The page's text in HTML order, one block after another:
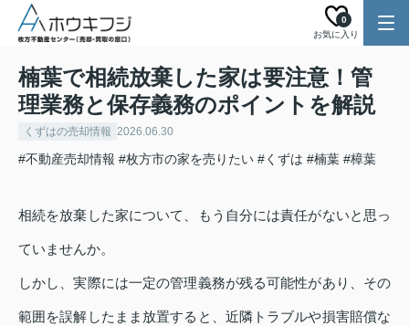
お気に入り
0
楠葉で相続放棄した家は要注意！管
理業務と保存義務のポイントを解説
くずはの売却情報 2026.06.30
#不動産売却情報 #枚方市の家を売りたい #くずは #楠葉 #樟葉
相続を放棄した家について、もう自分には責任がないと思っ
ていませんか。
しかし、実際には一定の管理義務が残る可能性があり、その
範囲を誤解したまま放置すると、近隣トラブルや損害賠償な